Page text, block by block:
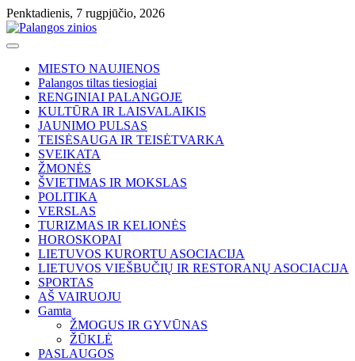
Skip
to
content
Penktadienis, 7 rugpjūčio, 2026
MIESTO NAUJIENOS
Palangos tiltas tiesiogiai
RENGINIAI PALANGOJE
KULTŪRA IR LAISVALAIKIS
JAUNIMO PULSAS
TEISĖSAUGA IR TEISĖTVARKA
SVEIKATA
ŽMONĖS
ŠVIETIMAS IR MOKSLAS
POLITIKA
VERSLAS
TURIZMAS IR KELIONĖS
HOROSKOPAI
LIETUVOS KURORTU ASOCIACIJA
LIETUVOS VIEŠBUČIŲ IR RESTORANŲ ASOCIACIJA
SPORTAS
AŠ VAIRUOJU
Gamta
ŽMOGUS IR GYVŪNAS
ŽŪKLĖ
PASLAUGOS